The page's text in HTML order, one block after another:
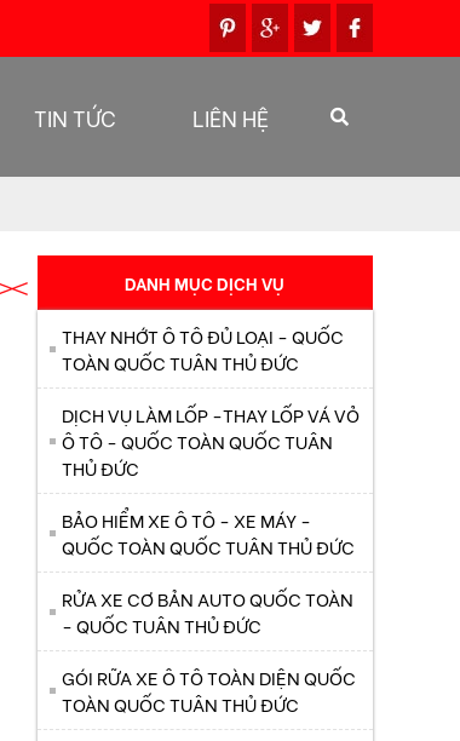
TIN TỨC LIÊN HỆ
DANH MỤC DỊCH VỤ
THAY NHỚT Ô TÔ ĐỦ LOẠI - QUỐC
TOÀN QUỐC TUÂN THỦ ĐỨC
DỊCH VỤ LÀM LỐP -THAY LỐP VÁ VỎ
Ô TÔ - QUỐC TOÀN QUỐC TUÂN
THỦ ĐỨC
BẢO HIỂM XE Ô TÔ - XE MÁY -
QUỐC TOÀN QUỐC TUÂN THỦ ĐỨC
RỬA XE CƠ BẢN AUTO QUỐC TOÀN
- QUỐC TUÂN THỦ ĐỨC
GÓI RỮA XE Ô TÔ TOÀN DIỆN QUỐC
TOÀN QUỐC TUÂN THỦ ĐỨC